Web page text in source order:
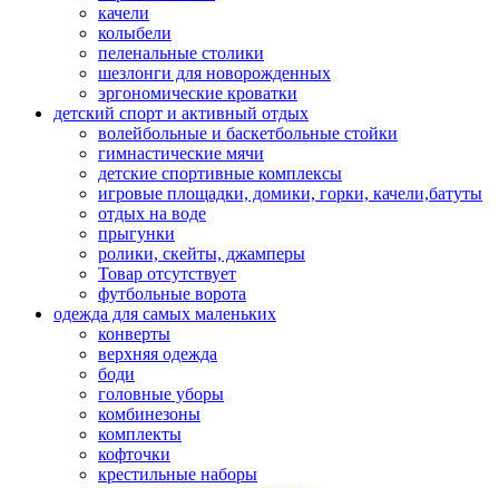
качели
колыбели
пеленальные столики
шезлонги для новорожденных
эргономические кроватки
детский спорт и активный отдых
волейбольные и баскетбольные стойки
гимнастические мячи
детские спортивные комплексы
игровые площадки, домики, горки, качели,батуты
отдых на воде
прыгунки
ролики, скейты, джамперы
Товар отсутствует
футбольные ворота
одежда для самых маленьких
конверты
верхняя одежда
боди
головные уборы
комбинезоны
комплекты
кофточки
крестильные наборы